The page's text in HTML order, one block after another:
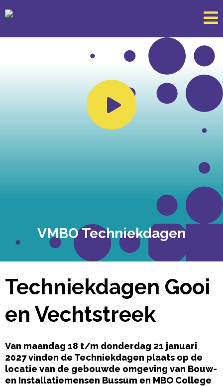
VMBO Techniekdagen
Techniekdagen Gooi
en Vechtstreek
Van maandag 18 t/m donderdag 21 januari
2027 vinden de Techniekdagen plaats op de
locatie van de gebouwde omgeving van Bouw-
en Installatiemensen Bussum en MBO College